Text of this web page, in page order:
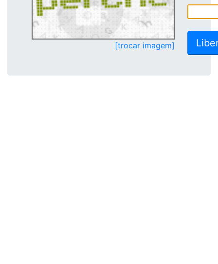
[trocar imagem]